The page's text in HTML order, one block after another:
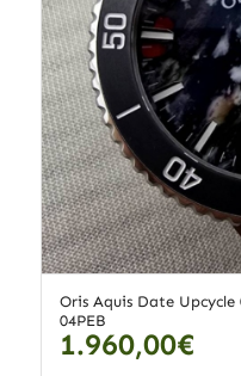
Oris Aquis Date Upcycle
04PEB
1.960,00€